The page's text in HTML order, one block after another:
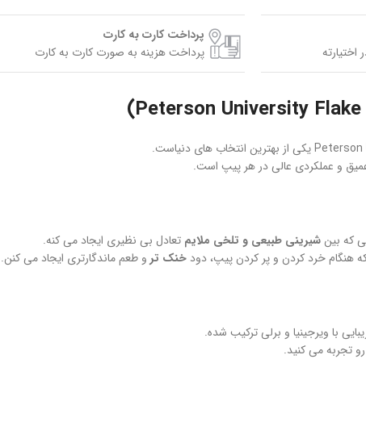
پرداخت کارت به کارت
پرداخت هزینه به صورت کارت به کارت
شیرینی طبیعی و تلخی ملایم تعادل بی‌ نظیری ایجاد می‌ کنه.
خنک‌ تر و طعم ماندگارتری ایجاد می‌ کنن.
تجربه می‌ کنید.